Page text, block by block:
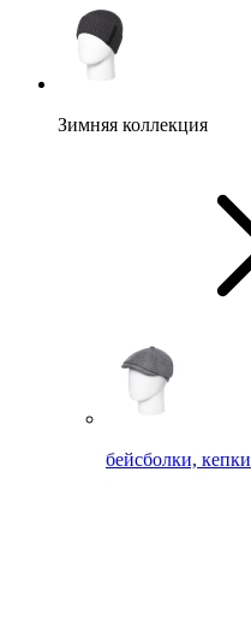
Зимняя коллекция
бейсболки, кепки